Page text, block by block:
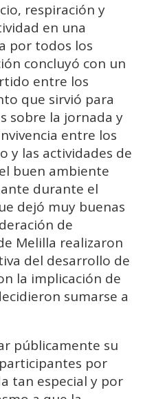
respiración y
en una
por todos los
concluyó con un
entre los
que sirvió para
sobre la jornada y
entre los
y las actividades de
buen ambiente
durante el
dejó muy buenas
de
Melilla realizaron
del desarrollo de
la implicación de
sumarse a
públicamente su
por
tan especial y por